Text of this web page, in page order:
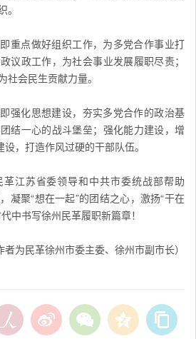
重点做好组织工作，为多党合作事业打
议政工作，为社会事业发展履职尽责；
会民生贡献力量。
强化思想建设，夯实多党合作的政治基
结一心的战斗堡垒；强化能力建设，增
，打造作风过硬的干部队伍。
江苏省委领导和中共市委统战部帮助
凝聚“想在一起”的团结之心，激扬“干在
中书写徐州民革履职新篇章！
者为民革徐州市委主委、徐州市副市长）